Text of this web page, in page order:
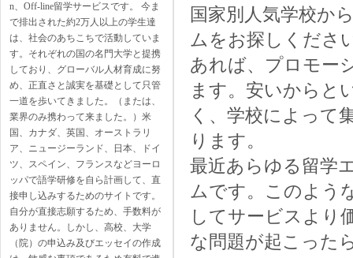
n、Off-line留学サービスです。 今ま
で排出された約2万人以上の学生達
は、社会のあちこちで活動していま
す。それぞれの国の名門大学と提携
しており、グローバル人材育成に努
め、正直さと誠実を基礎として只管
一道を歩いてきました。（または、
業界のみ携わって来ました。）米
国、カナダ、英国、オーストラリ
ア、ニュージーランド、日本、ドイ
ツ、スペイン、フランスなどヨーロ
ッパで語学研修を自ら計画して、直
接申し込みするためのサイトです。
自分が直接志願するため、手数料が
ありません。しかし、高校、大学
（院）の申込み及びエッセイの作成
国家別人気学校か
ムをお探しくださ
あれば、プロモー
ます。安いからと
く、学校によって
ります。
最近あらゆる留学
ムです。このよう
してサービスより
な問題が起こった